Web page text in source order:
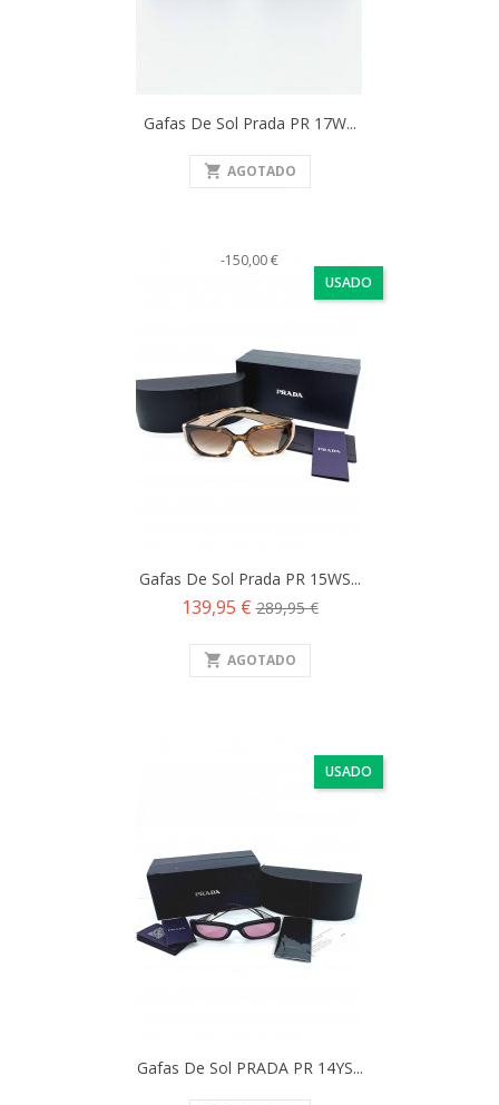
Gafas De Sol Prada PR 17W...
shopping_cart AGOTADO
USADO
-150,00 €
Gafas De Sol Prada PR 15WS...
Precio
139,95 €Precio
289,95 €
shopping_cart AGOTADO
USADO
Gafas De Sol PRADA PR 14YS...